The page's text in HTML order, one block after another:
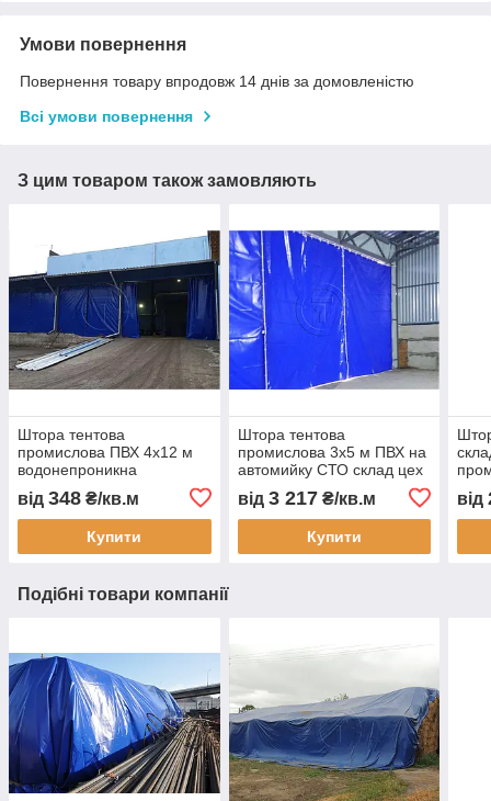
Умови повернення
Повернення товару впродовж 14 днів за домовленістю
Всі умови повернення
З цим товаром також замовляють
Штора тентова
промислова ПВХ 4х12 м
водонепроникна
перегородка для складу
цеху автомийки та СТО
від 348 ₴/кв.м
Купити
Штора тентова
промислова 3х5 м ПВХ на
автомийку СТО склад цех
водонепроникна під
замовлення швидке
виготовлення
від 3 217₴/кв.м
Купити
ПВХ
від
Подібні товари компанії